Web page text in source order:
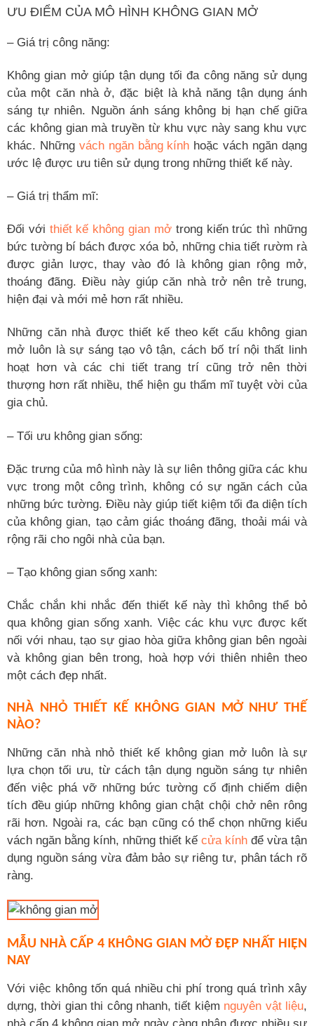
ƯU ĐIỂM CỦA MÔ HÌNH KHÔNG GIAN MỞ
– Giá trị công năng:
Không gian mở giúp tận dụng tối đa công năng sử dụng
của một căn nhà ở, đặc biệt là khả năng tận dụng ánh
sáng tự nhiên. Nguồn ánh sáng không bị hạn chế giữa
các không gian mà truyền từ khu vực này sang khu vực
khác. Những vách ngăn bằng kính hoặc vách ngăn dạng
ước lệ được ưu tiên sử dụng trong những thiết kế này.
– Giá trị thẩm mĩ:
Đối với thiết kế không gian mởtrong kiến trúc thì những
bức tường bí bách được xóa bỏ, những chia tiết rườm rà
được giản lược, thay vào đó là không gian rộng mở,
thoáng đãng. Điều này giúp căn nhà trở nên trẻ trung,
hiện đại và mới mẻ hơn rất nhiều.
Những căn nhà được thiết kế theo kết cấu không gian
mở luôn là sự sáng tạo vô tận, cách bố trí nội thất linh
hoạt hơn và các chi tiết trang trí cũng trở nên thời
thượng hơn rất nhiều, thể hiện gu thẩm mĩ tuyệt vời của
gia chủ.
– Tối ưu không gian sống:
Đặc trưng của mô hình này là sự liên thông giữa các khu
vực trong một công trình, không có sự ngăn cách của
những bức tường. Điều này giúp tiết kiệm tối đa diện tích
của không gian, tạo cảm giác thoáng đãng, thoải mái và
rộng rãi cho ngôi nhà của bạn.
– Tạo không gian sống xanh:
Chắc chắn khi nhắc đến thiết kế này thì không thể bỏ
qua không gian sống xanh. Việc các khu vực được kết
nối với nhau, tạo sự giao hòa giữa không gian bên ngoài
và không gian bên trong, hoà hợp với thiên nhiên theo
một cách đẹp nhất.
NHÀ NHỎ THIẾT KẾ KHÔNG GIAN MỞ NHƯ THẾ
NÀO?
Những căn nhà nhỏ thiết kế không gian mở luôn là sự
lựa chọn tối ưu, từ cách tận dụng nguồn sáng tự nhiên
đến việc phá vỡ những bức tường cố định chiếm diện
tích đều giúp những không gian chật chội chở nên rông
rãi hơn. Ngoài ra, các bạn cũng có thể chọn những kiểu
vách ngăn bằng kính, những thiết kế cửa kính để vừa tận
dụng nguồn sáng vừa đảm bảo sự riêng tư, phân tách rõ
ràng.
MẪU NHÀ CẤP 4 KHÔNG GIAN MỞ ĐẸP NHẤT HIỆN
NAY
Với việc không tốn quá nhiều chi phí trong quá trình xây
dựng, thời gian thi công nhanh, tiết kiệm nguyên vật liệu,